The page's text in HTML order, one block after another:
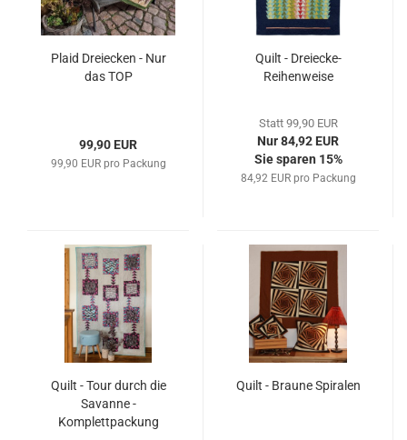
Plaid Dreiecken - Nur
das TOP
99,90 EUR
99,90 EUR pro Packung
Quilt - Dreiecke-
Reihenweise
Statt 99,90 EUR
Nur 84,92 EUR
Sie sparen 15%
84,92 EUR pro Packung
Quilt - Tour durch die
Savanne -
Komplettpackung
Quilt - Braune Spiralen